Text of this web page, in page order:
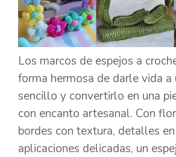
Los marcos de espejos a
forma hermosa de darle vida a
sencillo y convertirlo en una
con encanto artesanal. Con
bordes con textura, detalles
aplicaciones delicadas, un